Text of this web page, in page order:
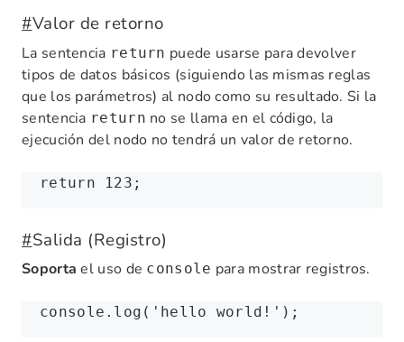
#Valor de retorno
La sentencia return puede usarse para devolver
tipos de datos básicos (siguiendo las mismas reglas
que los parámetros) al nodo como su resultado. Si la
sentencia return no se llama en el código, la
ejecución del nodo no tendrá un valor de retorno.
return 123 ;
#Salida (Registro)
Soporta el uso de console para mostrar registros.
console .log ( 'hello world!' );